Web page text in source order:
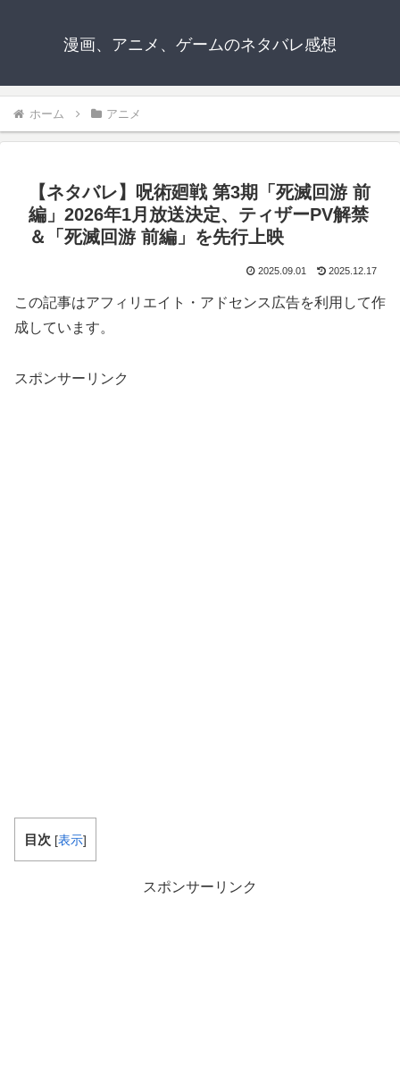
漫画、アニメ、ゲームのネタバレ感想
ホーム アニメ
【ネタバレ】呪術廻戦 第3期「死滅回游 前
編」2026年1月放送決定、ティザーPV解禁
＆「死滅回游 前編」を先行上映
2025.09.01 2025.12.17
この記事はアフィリエイト・アドセンス広告を利用して作
成しています。
スポンサーリンク
目次 [表示]
スポンサーリンク